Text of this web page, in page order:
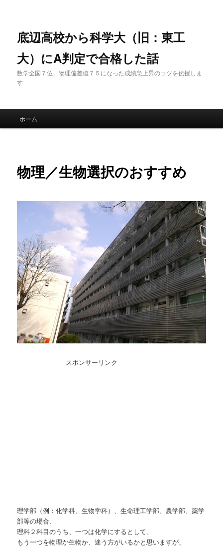
底辺高校から科学大（旧：東工
大）にA判定で合格した話
数学全国７位、物理偏差値７５になった成績急上昇のコツを伝授しま
す
メインメニュー
メインコンテンツへ移動
サブコンテンツへ移動
ホーム
物理／生物選択のおすすめ
スポンサーリンク
理学部（例：化学科、生物学科）、生命理工学部、農学部、薬学
部等の場合、
理科２科目のうち、一つは化学にするとして、
もう一つを物理か生物か、迷う方がいるかと思いますが、